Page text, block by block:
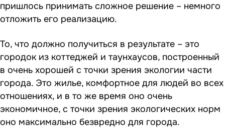
пришлось принимать сложное решение – немного
отложить его реализацию.
То, что должно получиться в результате – это
городок из коттеджей и таунхаусов, построенный
в очень хорошей с точки зрения экологии части
города. Это жилье, комфортное для людей во всех
отношениях, и в то же время оно очень
экономичное, с точки зрения экологических норм
оно максимально безвредно для города.